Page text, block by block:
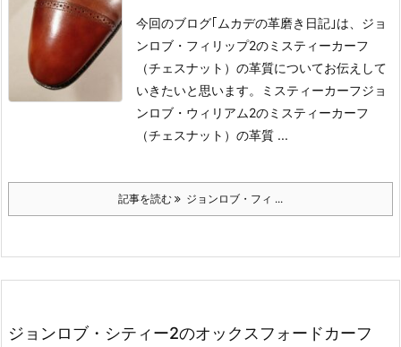
今回のブログ｢ムカデの革磨き日記｣は、ジョ
ンロブ・フィリップ2のミスティーカーフ
（チェスナット）の革質についてお伝えして
いきたいと思います。
ミスティーカーフジョ
ンロブ・ウィリアム2のミスティーカーフ
（チェスナット）の革質 ...
記事を読む ジョンロブ・フィ ...
ジョンロブ・シティー2のオックスフォードカーフ